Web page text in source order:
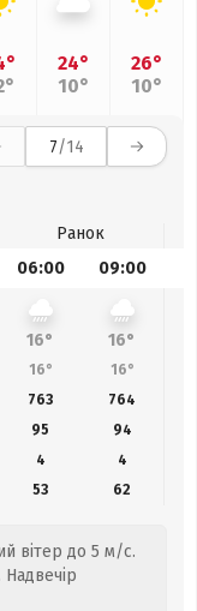
24°
10°
26°
10°
7/14
Ранок
06:00 09:00
16° 16°
16° 16°
763 764
95 94
4
4
53 62
вітер до 5 м/с.
Надвечір